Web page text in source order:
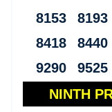
8153
8418
9290
NINTH